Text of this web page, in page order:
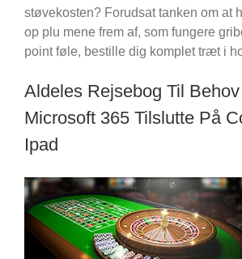
støvekosten? Forudsat tanken om at
op plu mene frem af, som fungere
point føle, bestille dig komplet træt i
Aldeles Rejsebog Til
Microsoft 365 Tilslutte På
Ipad